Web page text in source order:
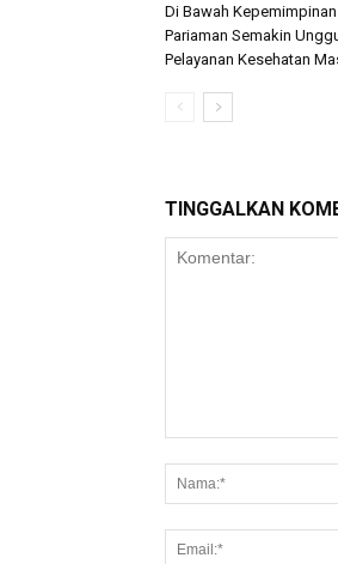
Di Bawah Kepemimpinan
Pariaman Semakin
Pelayanan Kesehatan
TINGGALKAN